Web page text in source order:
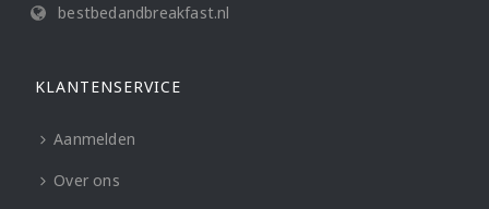
bestbedandbreakfast.nl
KLANTENSERVICE
Aanmelden
Over ons